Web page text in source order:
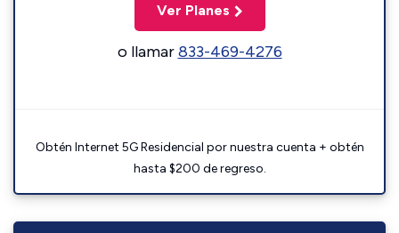
Ver Planes
o llamar833-469-4276
Obtén Internet 5G Residencial por nuestra cuenta + obtén
hasta $200 de regreso.